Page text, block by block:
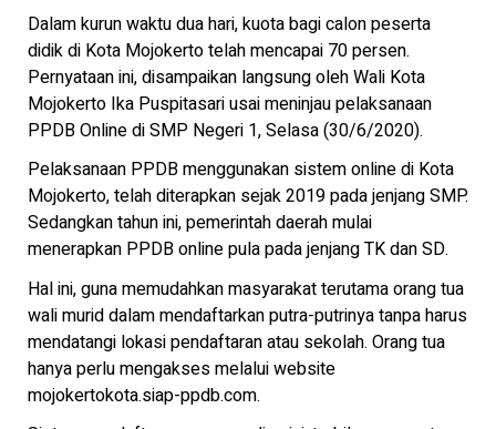
Dalam kurun waktu dua hari, kuota bagi calon peserta
didik di Kota Mojokerto telah mencapai 70 persen.
Pernyataan ini, disampaikan langsung oleh Wali Kota
Mojokerto Ika Puspitasari usai meninjau pelaksanaan
PPDB Online di SMP Negeri 1, Selasa (30/6/2020).
Pelaksanaan PPDB menggunakan sistem online di Kota
Mojokerto, telah diterapkan sejak 2019 pada jenjang SMP.
Sedangkan tahun ini, pemerintah daerah mulai
menerapkan PPDB online pula pada jenjang TK dan SD.
Hal ini, guna memudahkan masyarakat terutama orang tua
wali murid dalam mendaftarkan putra-putrinya tanpa harus
mendatangi lokasi pendaftaran atau sekolah. Orang tua
hanya perlu mengakses melalui website
mojokertokota.siap-ppdb.com.